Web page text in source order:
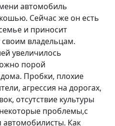
Президенте РФ
Андрей Юнак, Олег
Гончаров,
священнослужитель,
член Совета по
взаимодействию с
религиозными
объединениями при
Президенте РФ
автомобиль
Сейчас же он есть
и приносит
своим владельцам.
увеличилось
порой
Пробки, плохие
агрессия на дорогах,
отсутствие культуры
проблемы,с
Как